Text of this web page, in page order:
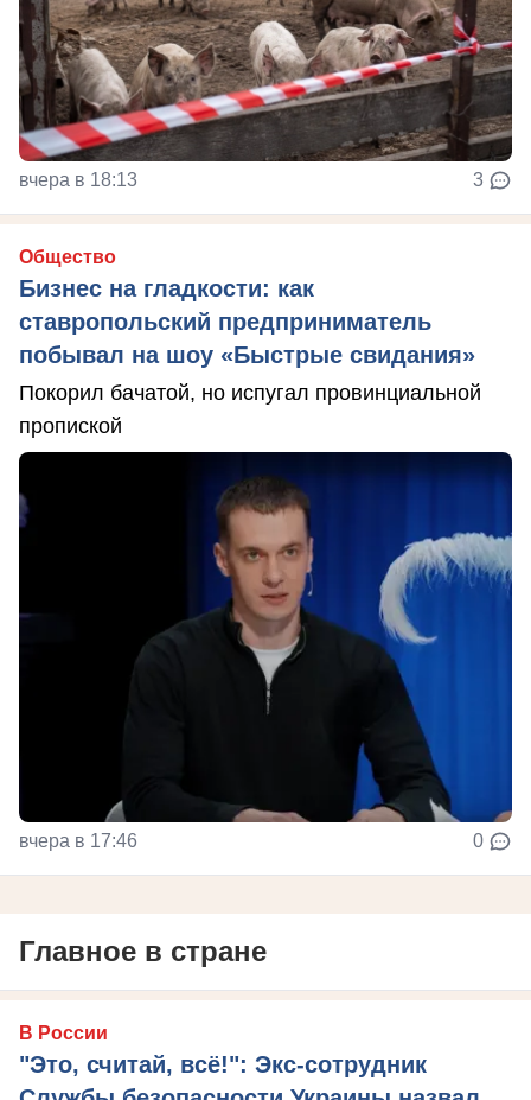
вчера в 18:13 3
Общество
Бизнес на гладкости: как
ставропольский предприниматель
побывал на шоу «Быстрые свидания»
Покорил бачатой, но испугал провинциальной
пропиской
вчера в 17:46 0
Главное в стране
В России
"Это, считай, всё!": Экс-сотрудник